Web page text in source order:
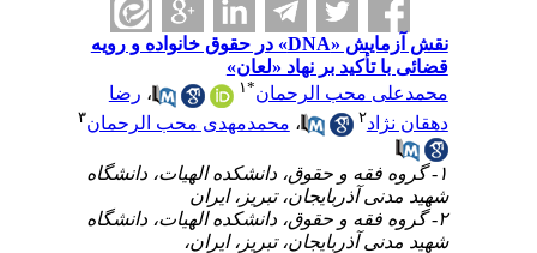
نقش آزمایش «DNA» در حقوق خانواده و رویه
قضائی با تأکید بر نهاد «لعان»
محمدعلی محب الرحمان *۱ ،رضا
دهقان نژاد ۲ ،محمدمهدی محب الرحمان ۳
۱- گروه فقه و حقوق، دانشکده الهیات، دانشگاه
شهید مدنی آذربایجان، تبریز، ایران
۲- گروه فقه و حقوق، دانشکده الهیات، دانشگاه
شهید مدنی آذربایجان، تبریز، ایران،